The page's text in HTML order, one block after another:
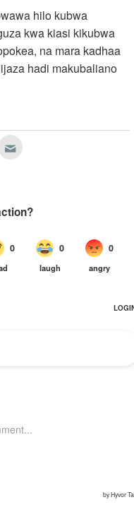
hilo kubwa
kwa kiasi kikubwa
na mara kadhaa
hadi makubaliano